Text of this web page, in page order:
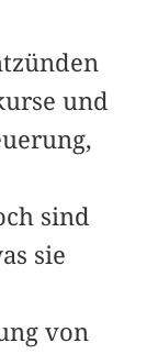
und
sind
sie
von